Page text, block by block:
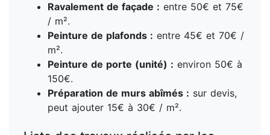
Ravalement de façade : entre 50€ et 75€
/ m².
Peinture de plafonds : entre 45€ et 70€ /
m².
Peinture de porte (unité) : environ 50€ à
150€.
Préparation de murs abîmés : sur devis,
peut ajouter 15€ à 30€ / m².